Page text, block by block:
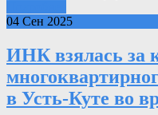
04 Сен 2025
ИНК взялась за
в Усть-Куте во